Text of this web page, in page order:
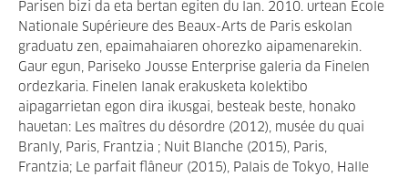
Parisen bizi da eta bertan egiten du lan. 2010. urtean École
Nationale Supérieure des Beaux-Arts de Paris eskolan
graduatu zen, epaimahaiaren ohorezko aipamenarekin.
Gaur egun, Pariseko Jousse Enterprise galeria da Finelen
ordezkaria. Finelen lanak erakusketa kolektibo
aipagarrietan egon dira ikusgai, besteak beste, honako
hauetan: Les maîtres du désordre (2012), musée du quai
Branly, Paris, Frantzia ; Nuit Blanche (2015), Paris,
Frantzia; Le parfait flâneur (2015), Palais de Tokyo, Halle